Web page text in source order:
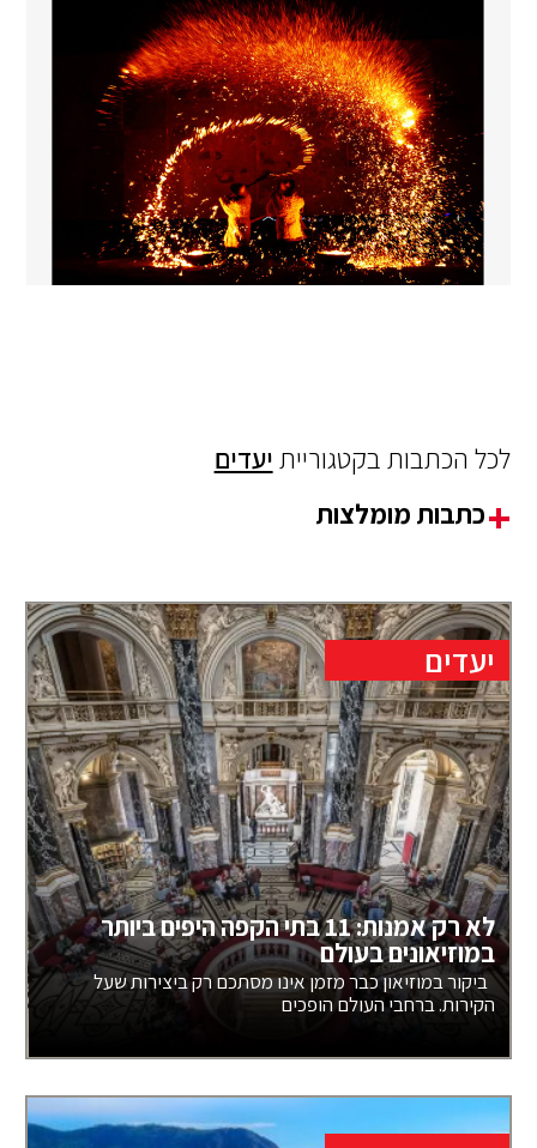
לכל הכתבות בקטגוריית יעדים
כתבות מומלצות
יעדים
לא רק אמנות: 11 בתי הקפה היפים ביותר
במוזיאונים בעולם
ביקור במוזיאון כבר מזמן אינו מסתכם רק ביצירות שעל
הקירות. ברחבי העולם הופכים